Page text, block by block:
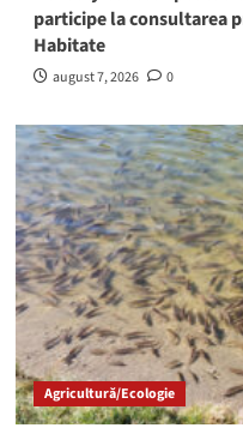
participe la consultarea
Habitate
august 7, 2026 0
Agricultură/Ecologie